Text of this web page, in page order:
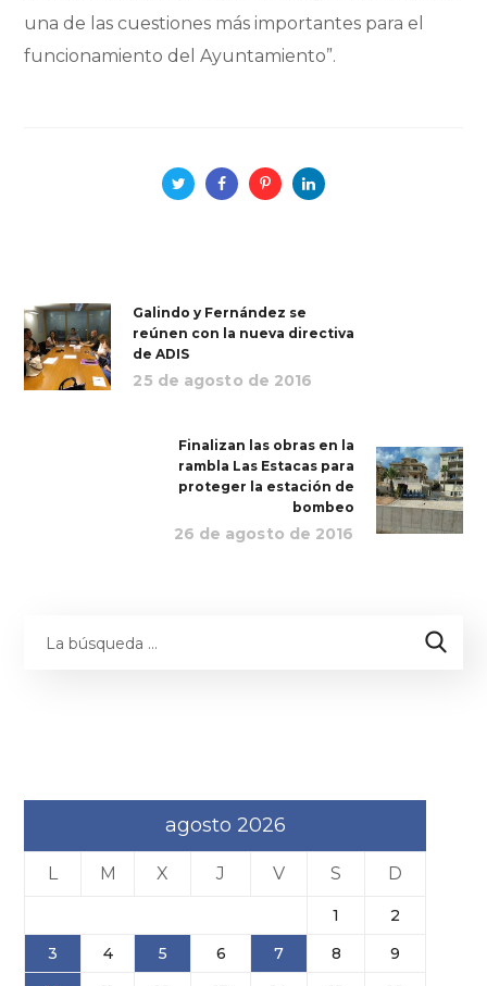
una de las cuestiones más importantes para el
funcionamiento del Ayuntamiento”.
Galindo y Fernández se
reúnen con la nueva directiva
de ADIS
25 de agosto de 2016
Finalizan las obras en la
rambla Las Estacas para
proteger la estación de
bombeo
26 de agosto de 2016
agosto 2026
L M X J V S D
1
2
3
4 5 6 7 8
9